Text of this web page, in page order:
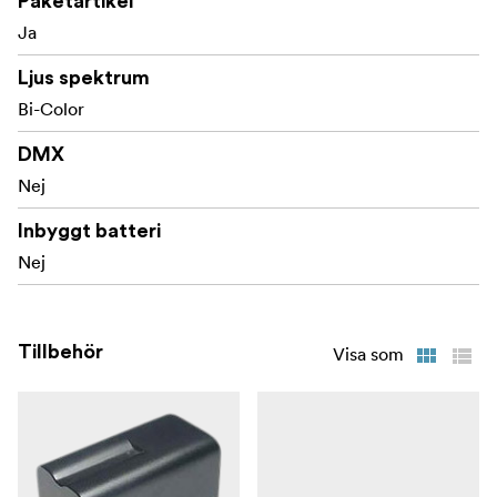
Externa mått: 345 x 310 x 30,5 mm
Nettovikt: 1 kg
Strömkälla: 15V3A-adapter; Sony-batteri NP-F-
I lådan
2 x Nanlite LumiPad 25 Bi-Color mjuk LED-panel
2 x nätadapter
2x L170 ljusstativ
Ja
Ljus spektrum
Bi-Color
DMX
Nej
Inbyggt batteri
Nej
Tillbehör Visa som